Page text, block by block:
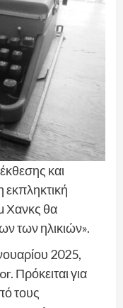
και
Χανκς θα
των ηλικιών».
2025,
Πρόκειται για
τους